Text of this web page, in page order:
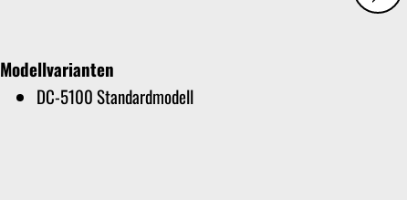
Modellvarianten
DC-5100 Standardmodell